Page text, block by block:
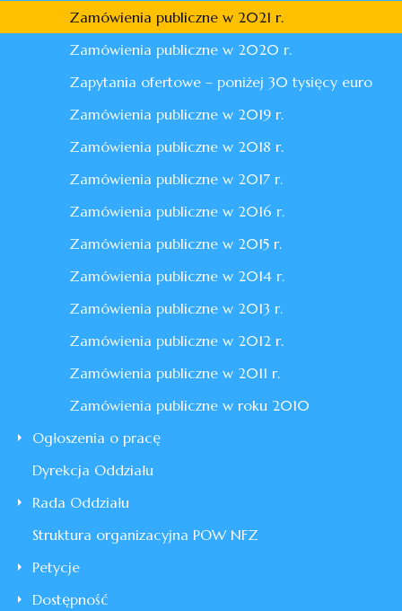
Zamówienia publiczne w 2021 r.
Zamówienia publiczne w 2020 r.
Zapytania ofertowe – poniżej 30 tysięcy euro
Zamówienia publiczne w 2019 r.
Zamówienia publiczne w 2018 r.
Zamówienia publiczne w 2017 r.
Zamówienia publiczne w 2016 r.
Zamówienia publiczne w 2015 r.
Zamówienia publiczne w 2014 r.
Zamówienia publiczne w 2013 r.
Zamówienia publiczne w 2012 r.
Zamówienia publiczne w 2011 r.
Zamówienia publiczne w roku 2010
Ogłoszenia o pracę
Dyrekcja Oddziału
Rada Oddziału
Struktura organizacyjna POW NFZ
Petycje
Dostępność